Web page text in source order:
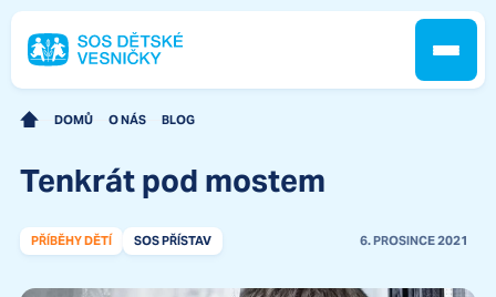
DOMŮ O NÁS BLOG
Tenkrát pod mostem
PŘÍBĚHY DĚTÍ SOS PŘÍSTAV 6. PROSINCE 2021
Jak pomáháme